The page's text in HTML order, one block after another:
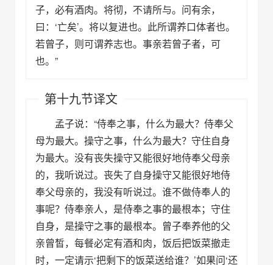
子，必有酒肉。将彻，不请所与。问有余，
曰：‘亡矣’。将以复进也。此所谓养口体者也。
若曾子，则可谓养志也。事亲若曾子者，可
也。”
第十九节译文
孟子说：“侍奉之事，什么为最大？侍奉父
母为最大。操守之事，什么为最大？守住自身
为最大。没有丧失操守又能很好地侍奉父母亲
的，我听说过。丧失了自身操守又能很好地侍
奉父母亲的，我没有听说过。谁不做侍奉人的
事呢？侍奉亲人，是侍奉之事的最根本；守住
自身，是操守之事的最根本。曾子奉养他的父
亲曾皙，每餐必定有酒和肉，饭后把饭菜撤走
时，一定请示‘把剩下的饭菜送给谁？’如果问‘还